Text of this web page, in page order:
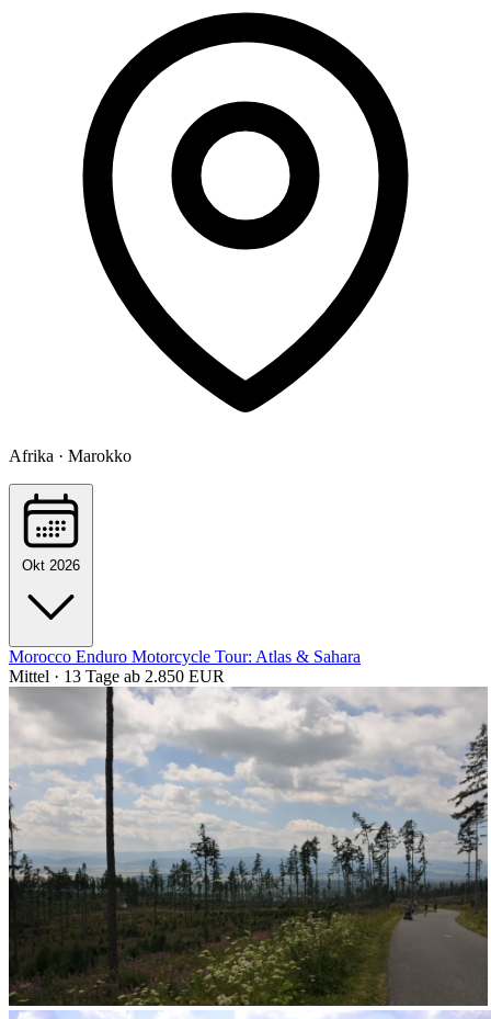
Afrika · Marokko
Okt 2026
Morocco Enduro Motorcycle Tour: Atlas & Sahara
Mittel · 13 Tage ab 2.850 EUR